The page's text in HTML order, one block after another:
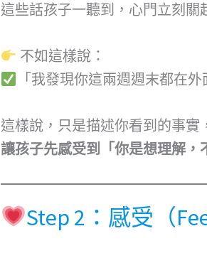
這些話孩子一聽到，心門立刻關
不如這樣說：
「我發現你這兩週週末都在外
這樣說，只是描述你看到的事實
讓孩子先感受到「你是想理解，
Step 2：感受（